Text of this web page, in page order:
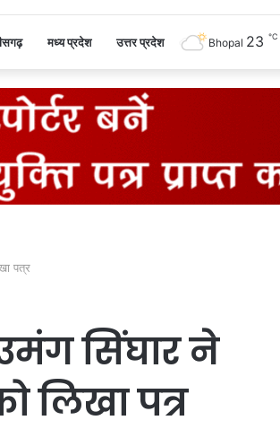
मध्य प्रदेश उत्तर प्रदेश Bhopal 23 ℃
पत्र
सिंघार ने
लिखा पत्र